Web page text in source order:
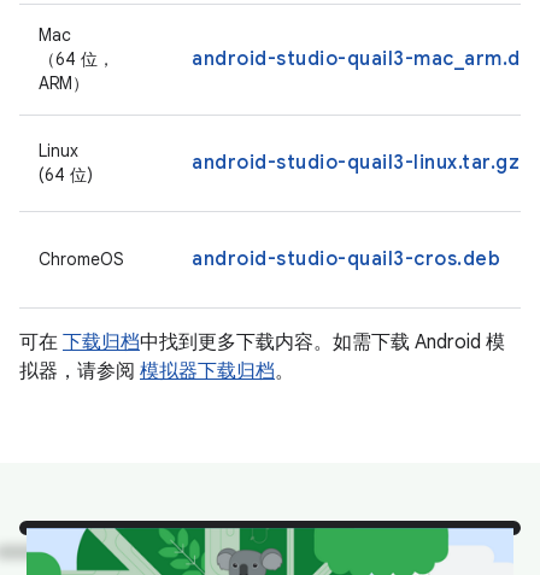
Mac
（64 位，
ARM）
android-studio-quail3-
Linux
(64 位)
android-studio-quail3-linux.tar.gz
ChromeOS android-studio-quail3-cros.deb
可在 下载归档中找到更多下载内容。如需下载 Android 模
拟器，请参阅 模拟器下载归档。